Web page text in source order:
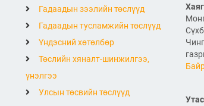
2026/07/06
Гадаадын зээлийн төслүүд
Гадаадын тусламжийн төслүүд
Үндэсний хөтөлбөр
Төслийн хяналт-шинжилгээ,
үнэлгээ
Улсын төсвийн төслүүд